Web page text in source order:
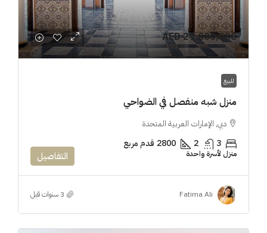
AED 29,000,000
للبيع
منزل شبه منفصل في الضواحي
دبي, الإمارات العربية المتحدة
3
2
2800 قدم مربع
منزل لأسرة واحدة التفاصيل
Fatima Ali